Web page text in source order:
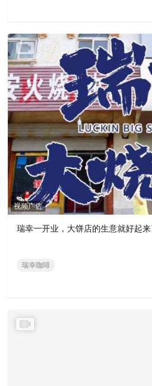
视频广告
瑞幸一开业，大饼店的生意就好起来
瑞幸咖啡